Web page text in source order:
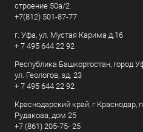
строение 50а/2
+7(812) 501-87-77
г. Уфа, ул. Мустая Карима д.16
+ 7 495 644 22 92
Республика Башкортостан, город
ул. Геологов, зд. 23
+ 7 495 644 22 92
Краснодарский край, г
Рудакова, дом 25
+7 (861) 205-75- 25